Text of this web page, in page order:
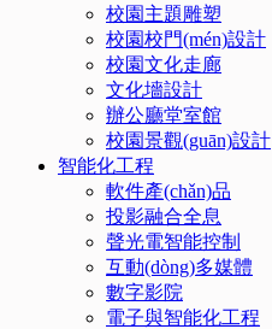
校園主題雕塑
校園校門(mén)設計
校園文化走廊
文化墻設計
辦公廳堂室館
校園景觀(guān)設計
智能化工程
軟件產(chǎn)品
投影融合全息
聲光電智能控制
互動(dòng)多媒體
數字影院
電子與智能化工程